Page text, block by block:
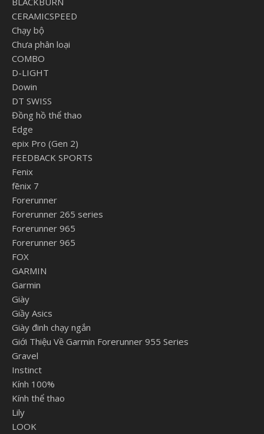
CERAMICSPEED
Chạy bộ
Chưa phân loại
COMBO
D-LIGHT
Dowin
DT SWISS
Đồng hồ thể thao
Edge
epix Pro (Gen 2)
FEEDBACK SPORTS
Fenix
fēnix 7
Forerunner
Forerunner 265 series
Forerunner 965
Forerunner 965
FOX
GARMIN
Garmin
Giày
Giầy Asics
Giày đinh chạy ngắn
Giới Thiệu Về Garmin Forerunner 955 Series
Gravel
Instinct
Kính 100%
Kính thể thao
Lily
LOOK